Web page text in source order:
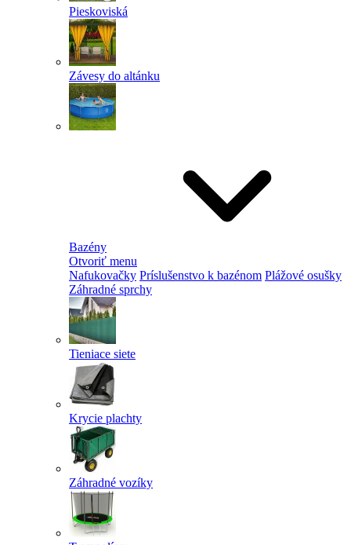
Pieskoviská
Závesy do altánku
Bazény
Otvoriť menu
Nafukovačky Príslušenstvo k bazénom Plážové osušky
Záhradné sprchy
Tieniace siete
Krycie plachty
Záhradné vozíky